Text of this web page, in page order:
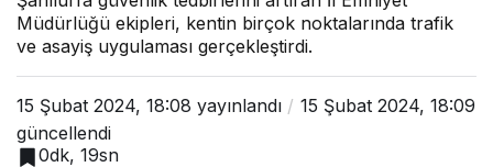
Müdürlüğü ekipleri, kentin birçok noktalarında trafik
ve asayiş uygulaması gerçekleştirdi.
15 Şubat 2024, 18:08 yayınlandı
15 Şubat 2024, 18:09
güncellendi
0dk, 19sn